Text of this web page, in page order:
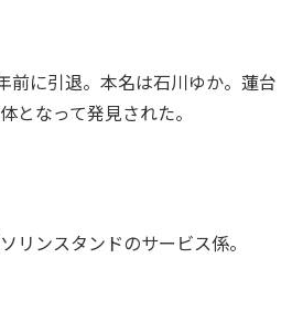
前に引退。本名は石川ゆか。蓮台
となって発見された。
リンスタンドのサービス係。